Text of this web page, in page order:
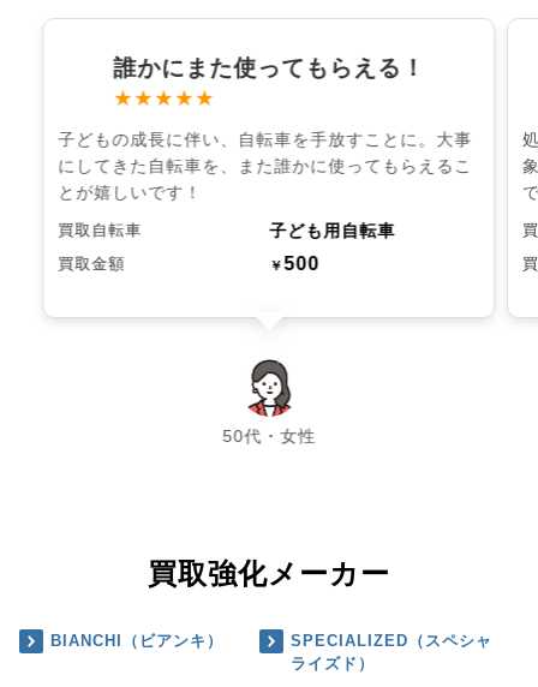
誰かにまた使ってもらえる！
★★★★★
子どもの成長に伴い、自転車を手放すことに。大事
にしてきた自転車を、また誰かに使ってもらえるこ
とが嬉しいです！
買取自転車 子ども用自転車
買取金額 ￥500
50代・女性
chevron_left chevron_right
買取強化メーカー
BIANCHI（ビアンキ）
SPECIALIZED（スペシャ
ライズド）